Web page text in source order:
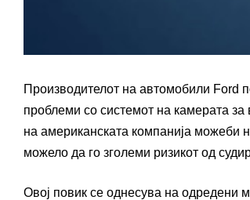
Производителот на автомобили Ford
проблеми со системот на камерата
на американската компанија можеби
можело да го зголеми ризикот од
Овој повик се однесува на одредени